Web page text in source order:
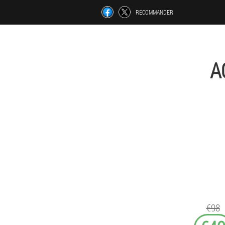
RECOMMANDER
€98